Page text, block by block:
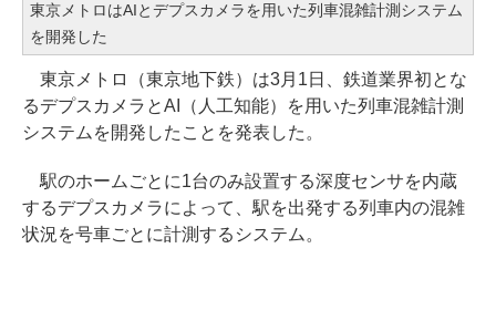
東京メトロはAIとデプスカメラを用いた列車混雑計測システム
を開発した
東京メトロ（東京地下鉄）は3月1日、鉄道業界初とな
るデプスカメラとAI（人工知能）を用いた列車混雑計測
システムを開発したことを発表した。
駅のホームごとに1台のみ設置する深度センサを内蔵
するデプスカメラによって、駅を出発する列車内の混雑
状況を号車ごとに計測するシステム。